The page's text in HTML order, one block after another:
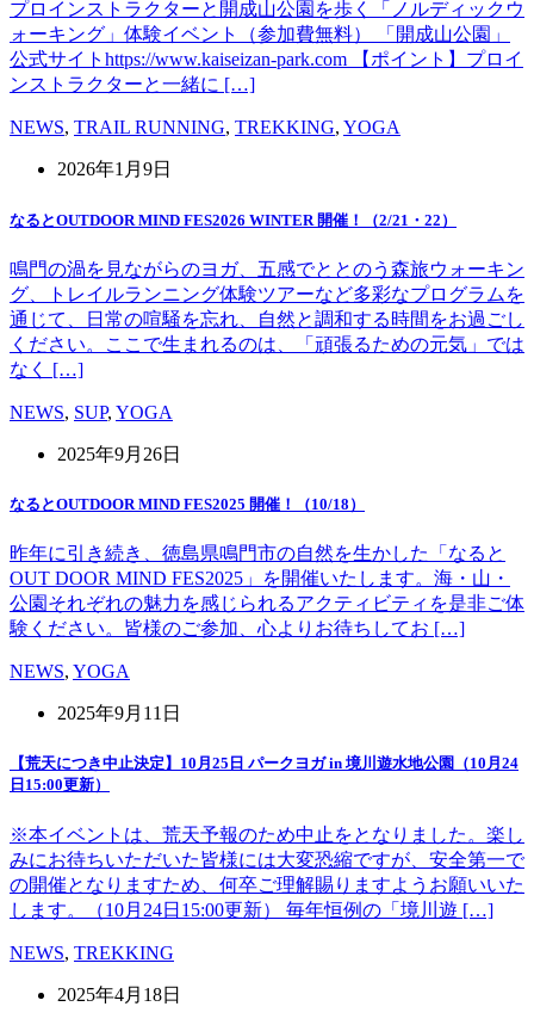
プロインストラクターと開成山公園を歩く「ノルディックウ
ォーキング」体験イベント（参加費無料） 「開成山公園」
公式サイトhttps://www.kaiseizan-park.com 【ポイント】プロイ
ンストラクターと一緒に […]
NEWS, TRAIL RUNNING, TREKKING, YOGA
2026年1月9日
なるとOUTDOOR MIND FES2026 WINTER 開催！（2/21・22）
鳴門の渦を見ながらのヨガ、五感でととのう森旅ウォーキン
グ、トレイルランニング体験ツアーなど多彩なプログラムを
通じて、日常の喧騒を忘れ、自然と調和する時間をお過ごし
ください。ここで生まれるのは、「頑張るための元気」では
なく […]
NEWS, SUP, YOGA
2025年9月26日
なるとOUTDOOR MIND FES2025 開催！（10/18）
昨年に引き続き、徳島県鳴門市の自然を生かした「なると
OUT DOOR MIND FES2025」を開催いたします。海・山・
公園それぞれの魅力を感じられるアクティビティを是非ご体
験ください。皆様のご参加、心よりお待ちしてお […]
NEWS, YOGA
2025年9月11日
【荒天につき中止決定】10月25日 パークヨガ in 境川遊水地公園（10月24
日15:00更新）
※本イベントは、荒天予報のため中止をとなりました。楽し
みにお待ちいただいた皆様には大変恐縮ですが、安全第一で
の開催となりますため、何卒ご理解賜りますようお願いいた
します。（10月24日15:00更新） 毎年恒例の「境川遊 […]
NEWS, TREKKING
2025年4月18日